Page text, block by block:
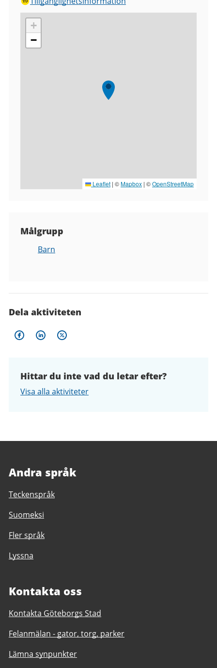
+
−
Leaflet | ©Mapbox | ©OpenStreetMap
Målgrupp
Barn
Dela aktiviteten
Hittar du inte vad du letar efter?
Visa alla aktiviteter
Andra språk
Teckenspråk
Suomeksi
Fler språk
Lyssna
Kontakta oss
Kontakta Göteborgs Stad
Felanmälan - gator, torg, parker
Lämna synpunkter